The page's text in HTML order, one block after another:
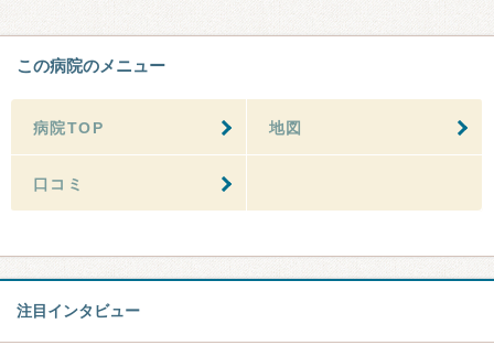
この病院のメニュー
病院TOP 地図
口コミ
注目インタビュー